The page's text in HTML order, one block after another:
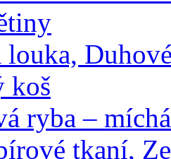
louka,
koš
ryba –
tkaní,